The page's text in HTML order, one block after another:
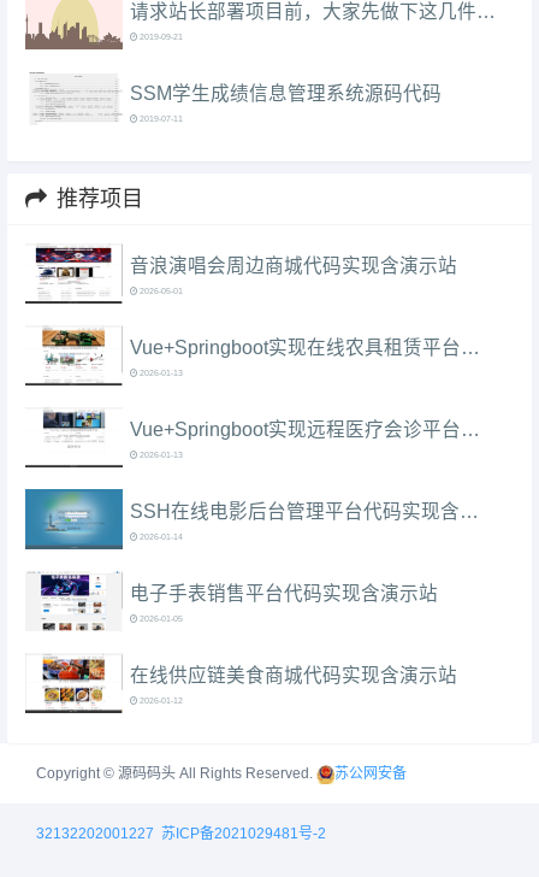
请求站长部署项目前，大家先做下这几件事情....
2019-09-21
SSM学生成绩信息管理系统源码代码
2019-07-11
推荐项目
音浪演唱会周边商城代码实现含演示站
2026-05-01
Vue+Springboot实现在线农具租赁平台代码实现含演示站
2026-01-13
Vue+Springboot实现远程医疗会诊平台代码实现含演示站
2026-01-13
SSH在线电影后台管理平台代码实现含演示站
2026-01-14
电子手表销售平台代码实现含演示站
2026-01-05
在线供应链美食商城代码实现含演示站
2026-01-12
Copyright © 源码码头 All Rights Reserved. 苏公网安备
32132202001227 苏ICP备2021029481号-2